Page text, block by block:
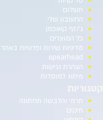
תשלום
החשבון שלי
ג’וזף קאופמן
כל המוצרים
מדיניות שירות ופרטיות באתר
spearhead
הצהרת נגישות
מיתוג למוסדות
תרמי והלבשה תחתונה
תיקים